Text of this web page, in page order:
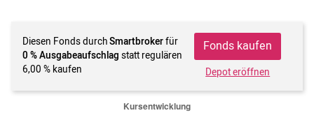
Diesen Fonds durchSmartbrokerfür
0 % Ausgabeaufschlag statt regulären
6,00 % kaufen
Fonds kaufen
Depot eröffnen